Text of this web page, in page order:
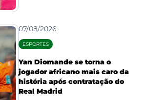
07/08/2026
ESPORTES
Yan Diomande se torna o
jogador africano mais caro da
história após contratação do
Real Madrid